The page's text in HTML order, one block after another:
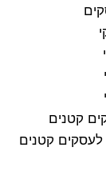
קטנים
לעסקים קטנים